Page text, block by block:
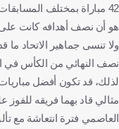
هو أن نصف أهدافه كانت
ولا تنسى جماهير الاتحاد ما
نصف النهائي من الكأس في
لذلك، قد تكون أفضل
مثالي قاد بهما فريقه
العاصمي فترة انتعاشة مع